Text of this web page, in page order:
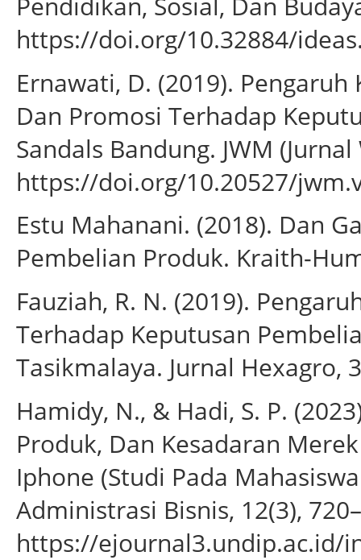
https://doi.org/10.32884/
Ernawati, D. (2019).
Dan Promosi Terhadap
Sandals Bandung. JWM
https://doi.org/10.20527/
Estu Mahanani. (2018). Dan
Pembelian Produk. Kraith-
Fauziah, R. N. (2019).
Terhadap Keputusan
Tasikmalaya. Jurnal Hexagro,
Hamidy, N., & Hadi, S. P.
Produk, Dan Kesadaran
Iphone (Studi Pada
Administrasi Bisnis, 12(3),
https://ejournal3.undip.ac.id/